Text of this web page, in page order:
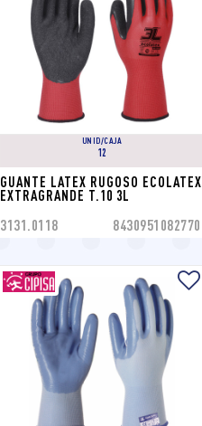
UNID/CAJA
12
GUANTE LATEX RUGOSO ECOLATEX
EXTRAGRANDE T.10 3L
3131.0118 8430951082770